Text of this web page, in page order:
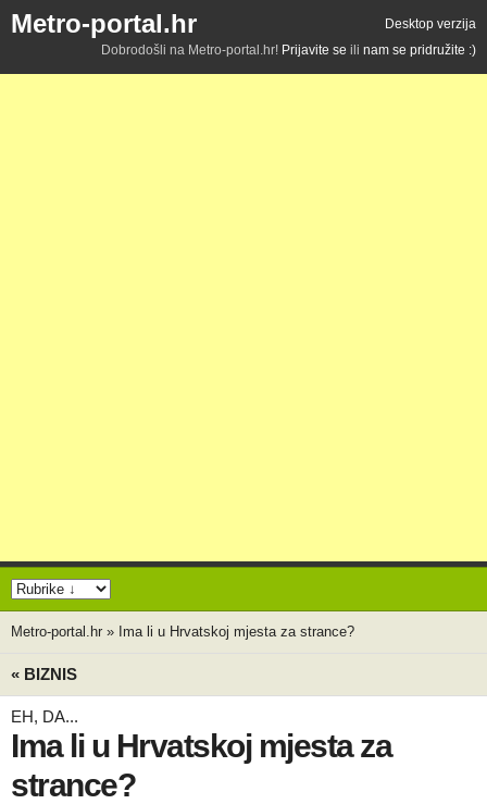
Metro-portal.hr
Desktop verzija
Dobrodošli na Metro-portal.hr! Prijavite se ili nam se pridružite :)
Metro-portal.hr » Ima li u Hrvatskoj mjesta za strance?
« BIZNIS
EH, DA...
Ima li u Hrvatskoj mjesta za
strance?